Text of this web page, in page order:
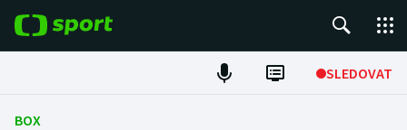
SLEDOVAT
Fotbal
BOX